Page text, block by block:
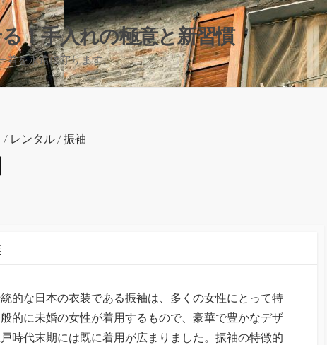
！手入れの極意と新習慣
着を永遠に守ります。
/ レンタル /振袖
的な日本の衣装である振袖は、多くの女性にとって特
的に未婚の女性が着用するもので、豪華で豊かなデザ
時代末期には既に着用が広まりました。振袖の特徴的